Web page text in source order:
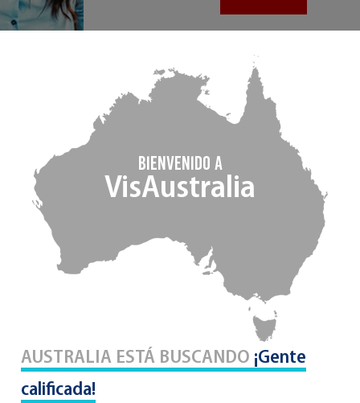
Bienvenido a
VisAustralia
AUSTRALIA ESTÁ BUSCANDO ¡Gente
calificada!